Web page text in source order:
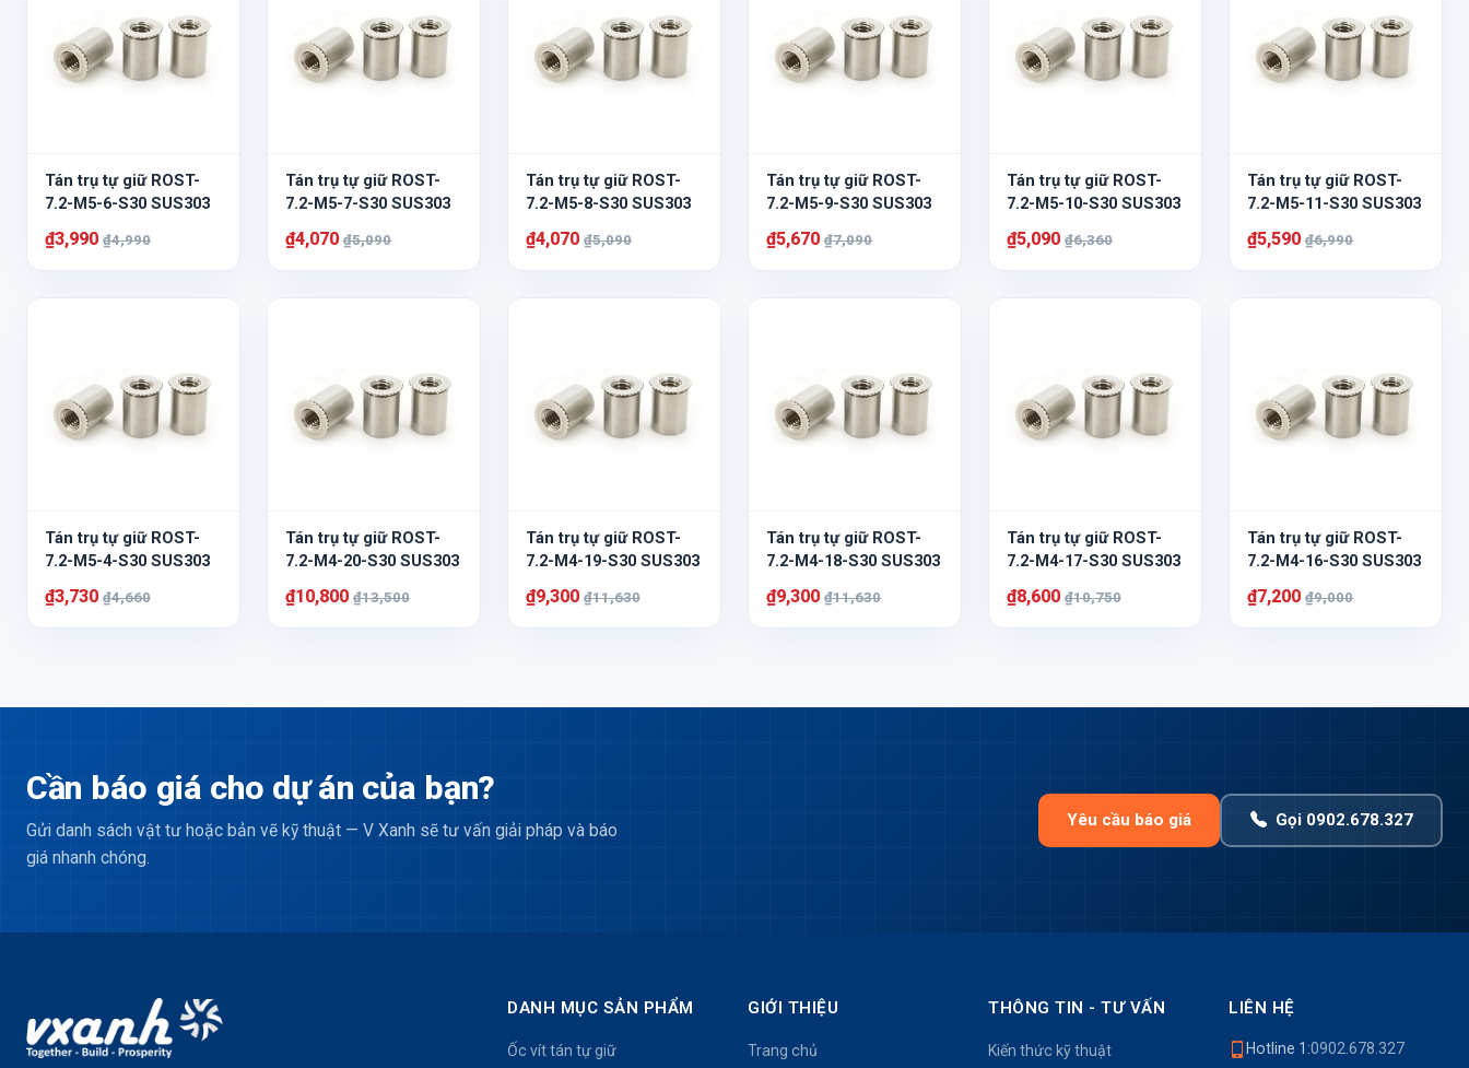
Tán trụ tự giữ ROST-
7.2-M5-6-S30 SUS303
₫3,990 ₫4,990
Tán trụ tự giữ ROST-
7.2-M5-7-S30 SUS303
₫4,070 ₫5,090
Tán trụ tự giữ ROST-
7.2-M5-8-S30 SUS303
₫4,070 ₫5,090
Tán trụ tự giữ ROST-
7.2-M5-9-S30 SUS303
₫5,670 ₫7,090
Tán trụ tự giữ ROST-
7.2-M5-10-S30 SUS303
₫5,090 ₫6,360
Tán trụ tự giữ ROST-
7.2-M5-11-S30 SUS303
₫5,590 ₫6,990
Tán trụ tự giữ ROST-
7.2-M5-4-S30 SUS303
₫3,730 ₫4,660
Tán trụ tự giữ ROST-
7.2-M4-20-S30 SUS303
₫10,800 ₫13,500
Tán trụ tự giữ ROST-
7.2-M4-19-S30 SUS303
₫9,300 ₫11,630
Tán trụ tự giữ ROST-
7.2-M4-18-S30 SUS303
₫9,300 ₫11,630
Tán trụ tự giữ ROST-
7.2-M4-17-S30 SUS303
₫8,600 ₫10,750
Tán trụ tự giữ ROST-
7.2-M4-16-S30 SUS303
₫7,200 ₫9,000
Cần báo giá cho dự án của bạn?
Gửi danh sách vật tư hoặc bản vẽ kỹ thuật — V Xanh sẽ tư vấn giải pháp và báo
giá nhanh chóng.
Yêu cầu báo giá Gọi 0902.678.327
DANH MỤC SẢN PHẨM
Ốc vít tán tự giữ
GIỚI THIỆU
Trang chủ
THÔNG TIN - TƯ VẤN
Kiến thức kỹ thuật
LIÊN HỆ
Hotline 1:0902.678.327